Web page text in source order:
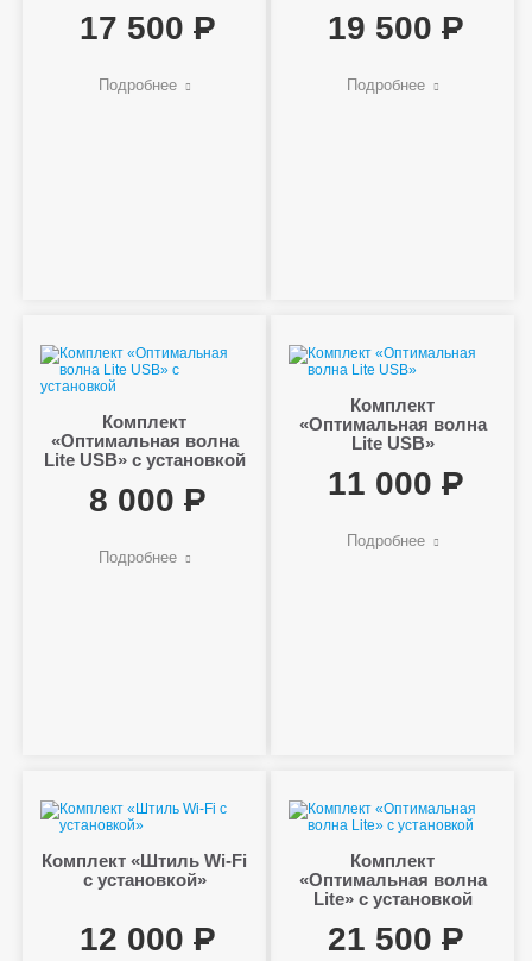
17 500
Подробнее
19 500
Подробнее
Комплект
«Оптимальная волна
Lite USB» с установкой
8 000
Подробнее
Комплект
«Оптимальная волна
Lite USB»
11 000
Подробнее
Комплект «Штиль Wi-Fi
с установкой»
12 000
Комплект
«Оптимальная волна
Lite» с установкой
21 500